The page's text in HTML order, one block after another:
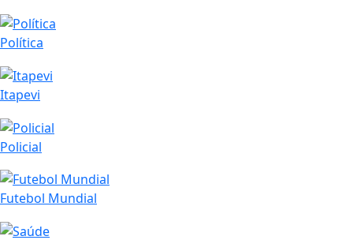
Política
Itapevi
Policial
Futebol Mundial